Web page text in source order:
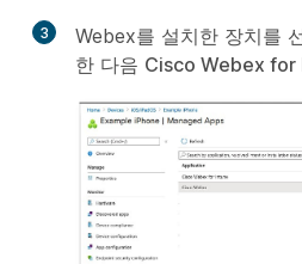
3 Webex를 설치한 장치를
한 다음 Cisco Webex for